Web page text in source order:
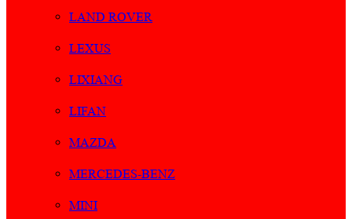
LAND ROVER
LEXUS
LIXIANG
LIFAN
MAZDA
MERCEDES-BENZ
MINI